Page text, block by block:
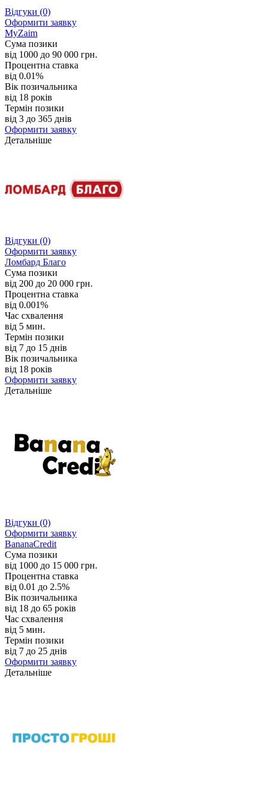
Відгуки (0)
Оформити заявку
MyZaim
Сума позики
від 1000 до 90 000 грн.
Процентна ставка
від 0.01%
Вік позичальника
від 18 років
Термін позики
від 3 до 365 днів
Оформити заявку
Детальніше
Відгуки (0)
Оформити заявку
Ломбард Благо
Сума позики
від 200 до 20 000 грн.
Процентна ставка
від 0.001%
Час схвалення
від 5 мин.
Термін позики
від 7 до 15 днів
Вік позичальника
від 18 років
Оформити заявку
Детальніше
Відгуки (0)
Оформити заявку
BananaCredit
Сума позики
від 1000 до 15 000 грн.
Процентна ставка
від 0.01 до 2.5%
Вік позичальника
від 18 до 65 років
Час схвалення
від 5 мин.
Термін позики
від 7 до 25 днів
Оформити заявку
Детальніше